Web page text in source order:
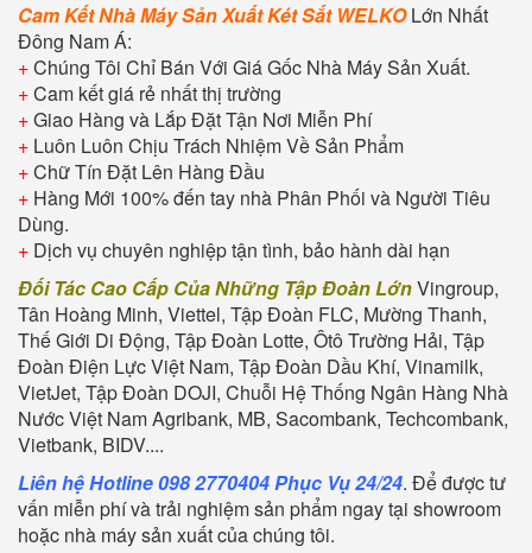
Cam Kết Nhà Máy Sản Xuất Két Sắt WELKOLớn Nhất
Đông Nam Á:
+Chúng Tôi Chỉ Bán Với Giá Gốc Nhà Máy Sản Xuất.
+Cam kết giá rẻ nhất thị trường
+Giao Hàng và Lắp Đặt Tận Nơi Miễn Phí
+ Luôn Luôn Chịu Trách Nhiệm Về Sản Phẩm
+Chữ Tín Đặt Lên Hàng Đầu
+ Hàng Mới 100% đến tay nhà Phân Phối và Người Tiêu
Dùng.
+ Dịch vụ chuyên nghiệp tận tình, bảo hành dài hạn
Đối Tác Cao Cấp Của Những Tập Đoàn LớnVingroup,
Tân Hoàng Minh, Viettel, Tập Đoàn FLC, Mường Thanh,
Thế Giới Di Động, Tập Đoàn Lotte, Ôtô Trường Hải, Tập
Đoàn Điện Lực Việt Nam, Tập Đoàn Dầu Khí, Vinamilk,
VietJet, Tập Đoàn DOJI, Chuỗi Hệ Thống Ngân Hàng Nhà
Nước Việt Nam Agribank, MB, Sacombank, Techcombank,
Vietbank, BIDV....
Liên hệ Hotline 098 2770404 Phục Vụ 24/24. Để được tư
vấn miễn phí và trải nghiệm sản phẩm ngay tại showroom
hoặc nhà máy sản xuất của chúng tôi.